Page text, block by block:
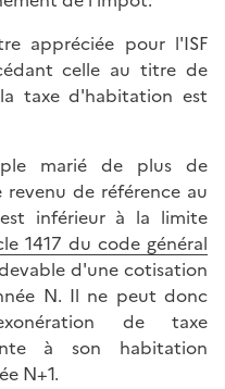
appréciée pour l'ISF
celle au titre de
taxe d'habitation est
marié de plus de
de référence au
inférieur à la limite
1417 du code général
d'une cotisation
N. Il ne peut donc
de taxe
à son habitation
N+1.